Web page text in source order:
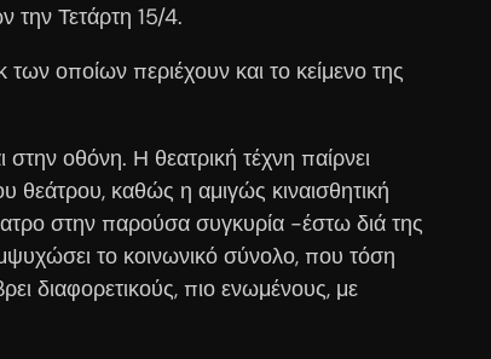
την Τετάρτη 15/4.
οποίων περιέχουν και το κείμενο της
οθόνη. Η θεατρική τέχνη παίρνει
καθώς η αμιγώς κιναισθητική
στην παρούσα συγκυρία -έστω διά της
το κοινωνικό σύνολο, που τόση
διαφορετικούς, πιο ενωμένους, με